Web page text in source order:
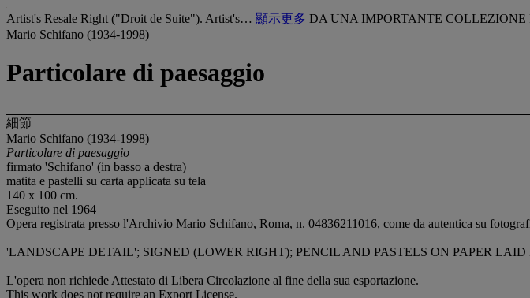
Artist's Resale Right ("Droit de Suite"). Artist's… 顯示更多 DA UNA IMPORTANTE COLLEZIONE
Mario Schifano (1934-1998)
Particolare di paesaggio
細節
Mario Schifano (1934-1998)
Particolare di paesaggio
firmato 'Schifano' (in basso a destra)
matita e pastelli su carta applicata su tela
140 x 100 cm.
Eseguito nel 1964
Opera registrata presso l'Archivio Mario Schifano, Roma, n. 04836211016, come da autentica su
'LANDSCAPE DETAIL'; SIGNED (LOWER RIGHT); PENCIL AND PASTELS ON PAPER
L'opera non richiede Attestato di Libera Circolazione al fine della sua esportazione.
This work does not require an Export License.